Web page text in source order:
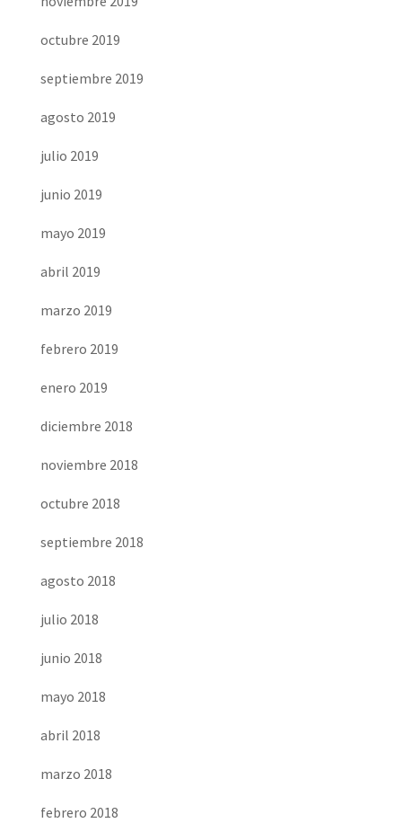
octubre 2019
septiembre 2019
agosto 2019
julio 2019
junio 2019
mayo 2019
abril 2019
marzo 2019
febrero 2019
enero 2019
diciembre 2018
noviembre 2018
octubre 2018
septiembre 2018
agosto 2018
julio 2018
junio 2018
mayo 2018
abril 2018
marzo 2018
febrero 2018